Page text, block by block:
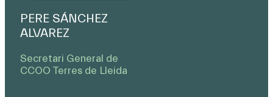
PERE SÁNCHEZ
ALVAREZ
Secretari General de
CCOO Terres de Lleida